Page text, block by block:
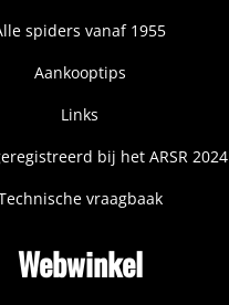
spiders vanaf 1955
Aankooptips
Links
bij het ARSR 2024
vraagbaak
Webwinkel